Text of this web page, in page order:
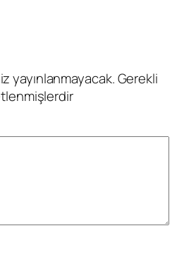
yayınlanmayacak.Gerekli